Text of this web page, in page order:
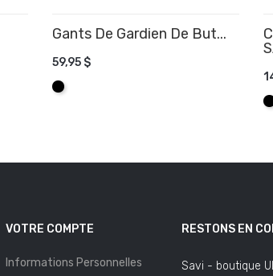
Gants De Gardien De But...
59,95 $
Noir
VOTRE COMPTE
Informations Personnelles
RESTONS EN
Savi - boutique